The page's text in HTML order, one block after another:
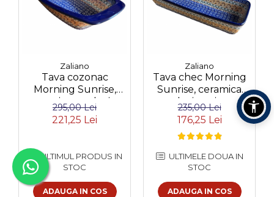
Zaliano
Tava cozonac
Morning Sunrise,
ceramica smaltuita,
pictata manual, 36,0
x 18,0 cm
295,00 Lei
221,25 Lei
ULTIMUL PRODUS IN
STOC
ADAUGA IN COS
Zaliano
Tava chec Morning
Sunrise, ceramica
smaltuita, pictata
manual, 31,0 X 12,0
cm
235,00 Lei
176,25 Lei
ULTIMELE DOUA IN
STOC
ADAUGA IN COS